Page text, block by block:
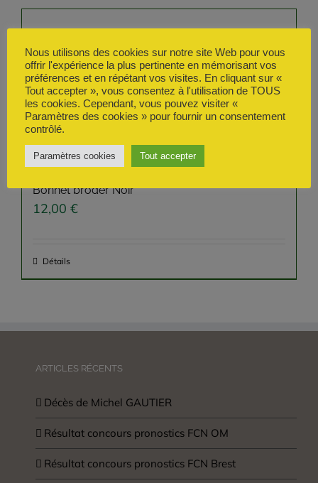
Autocollant rond
1,00€
Détails
Bonnet broder Noir
12,00 €
Détails
ARTICLES RÉCENTS
Décès de Michel GAUTIER
Résultat concours pronostics FCN OM
Résultat concours pronostics FCN Brest
Nous utilisons des cookies sur notre site Web pour vous
offrir l'expérience la plus pertinente en mémorisant vos
préférences et en répétant vos visites. En cliquant sur «
Tout accepter », vous consentez à l'utilisation de TOUS
les cookies. Cependant, vous pouvez visiter «
Paramètres des cookies » pour fournir un consentement
contrôlé.
Paramètres cookies Tout accepter